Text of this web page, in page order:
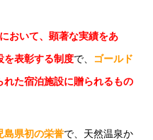
おいて、顕著な実績をあ
を表彰する制度で、
ゴールド
れた宿泊施設に贈られるもの
島県初の栄誉で、天然温泉か